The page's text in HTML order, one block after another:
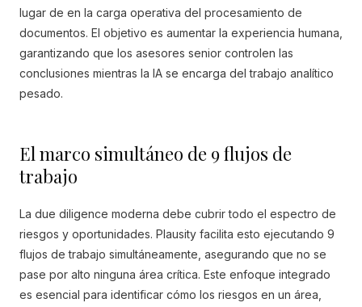
lugar de en la carga operativa del procesamiento de
documentos. El objetivo es aumentar la experiencia humana,
garantizando que los asesores senior controlen las
conclusiones mientras la IA se encarga del trabajo analítico
pesado.
El marco simultáneo de 9 flujos de
trabajo
La due diligence moderna debe cubrir todo el espectro de
riesgos y oportunidades. Plausity facilita esto ejecutando 9
flujos de trabajo simultáneamente, asegurando que no se
pase por alto ninguna área crítica. Este enfoque integrado
es esencial para identificar cómo los riesgos en un área,